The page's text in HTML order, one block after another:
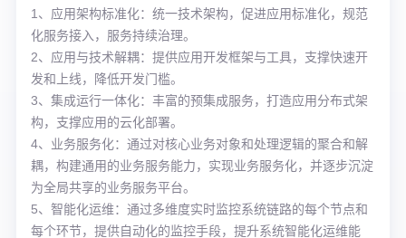
1、应用架构标准化：统一技术架构，促进应用标准化，规范
化服务接入，服务持续治理。
2、应用与技术解耦：提供应用开发框架与工具，支撑快速开
发和上线，降低开发门槛。
3、集成运行一体化：丰富的预集成服务，打造应用分布式架
构，支撑应用的云化部署。
4、业务服务化：通过对核心业务对象和处理逻辑的聚合和解
耦，构建通用的业务服务能力，实现业务服务化，并逐步沉淀
为全局共享的业务服务平台。
5、智能化运维：通过多维度实时监控系统链路的每个节点和
每个环节，提供自动化的监控手段，提升系统智能化运维能